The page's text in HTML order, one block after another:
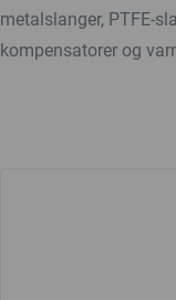
metalslanger, PTFE-
kompensatorer og